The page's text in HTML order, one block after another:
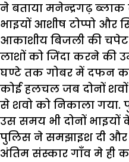
ने बताया मनेन्द्रगढ़ ब्लाक
भाइयों आशीष टोप्पो और
आकाशीय बिजली की
लाशों को जिंदा करने की
घण्टे तक गोबर में दफन
कोई हलचल जब दोनों शवों
से शवो को निकाला गया.
उस समय भी दोनों
पुलिस ने समझाइश दी और
अंतिम संस्कार गाँव मे ही